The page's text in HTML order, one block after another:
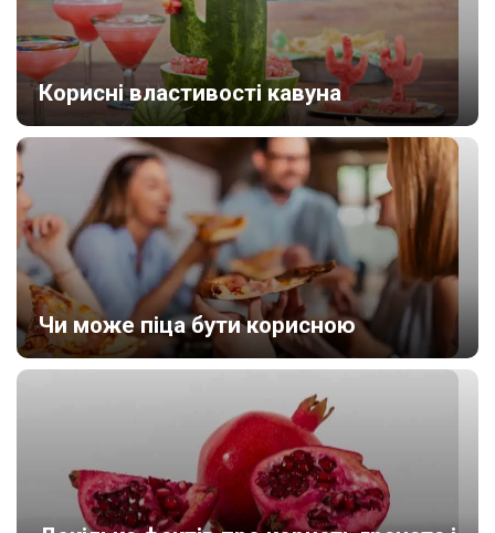
Корисні властивості кавуна
Чи може піца бути корисною